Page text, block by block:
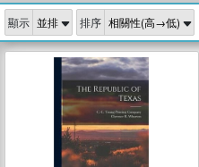
獎
登輝
偉
顯示 排序